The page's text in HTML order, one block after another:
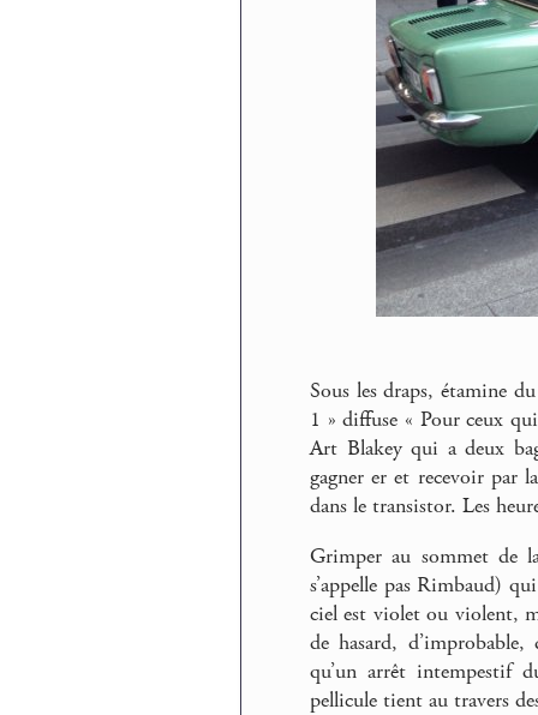
Sous les draps, étamine
1 » diffuse « Pour ceux
Art Blakey qui a deux
gagner er et recevoir par
dans le transistor. Les
Grimper au sommet de
s’appelle pas Rimbaud)
ciel est violet ou violent,
de hasard,
qu’un arrêt intempestif
pellicule tient au travers